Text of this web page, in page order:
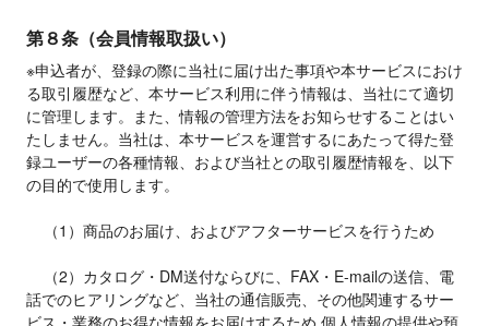
第８条（会員情報取扱い）
※申込者が、登録の際に当社に届け出た事項や本サービスにおけ
る取引履歴など、本サービス利用に伴う情報は、当社にて適切
に管理します。また、情報の管理方法をお知らせすることはい
たしません。当社は、本サービスを運営するにあたって得た登
録ユーザーの各種情報、および当社との取引履歴情報を、以下
の目的で使用します。
話でのヒアリングなど、当社の通信販売、その他関連するサー
ビス・業務のお得な情報をお届けするため 個人情報の提供や預